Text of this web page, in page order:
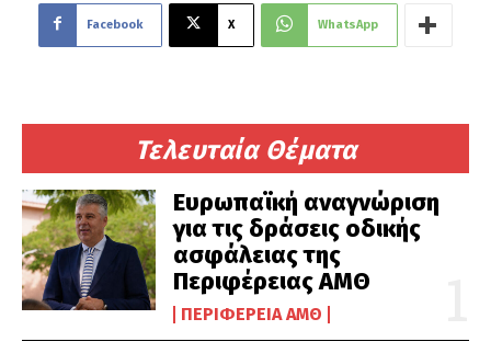
Τελευταία Θέματα
Ευρωπαϊκή αναγνώριση
για τις δράσεις οδικής
ασφάλειας της
Περιφέρειας ΑΜΘ
ΠΕΡΙΦΈΡΕΙΑ ΑΜΘ
Facebook X WhatsApp